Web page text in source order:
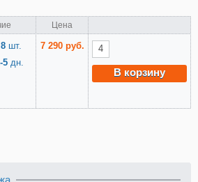
Цена
8 шт.
5 дн.
7 290 руб.
В корзину